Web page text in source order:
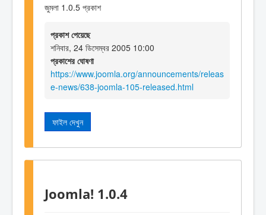
জুমলা 1.0.5 প্রকাশ
প্রকাশ পেয়েছে
শনিবার, 24 ডিসেম্বর 2005 10:00
প্রকাশের ঘোষণা
https://www.joomla.org/announcements/releas
e-news/638-joomla-105-released.html
ফাইল দেখুন
Joomla! 1.0.4